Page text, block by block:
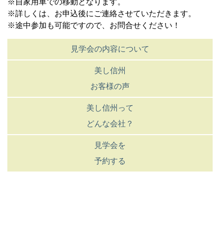
※自家用車での移動となります。
※詳しくは、お申込後にご連絡させていただきます。
※途中参加も可能ですので、お問合せください！
見学会の内容について
美し信州
お客様の声
美し信州って
どんな会社？
見学会を
予約する